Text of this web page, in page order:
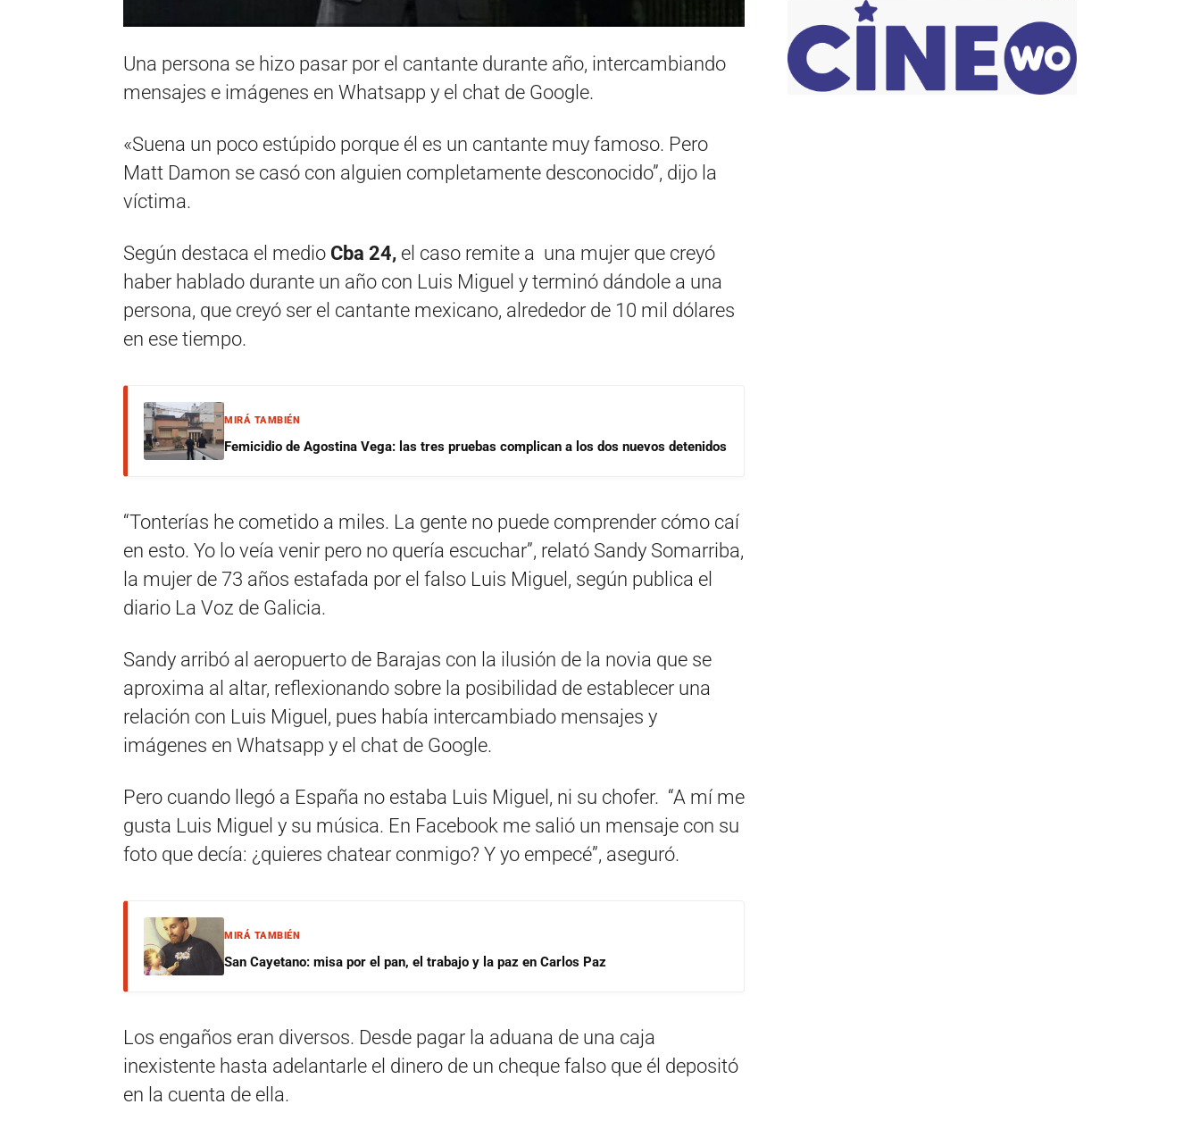
Una persona se hizo pasar por el cantante durante año, intercambiando
mensajes e imágenes en Whatsapp y el chat de Google.
«Suena un poco estúpido porque él es un cantante muy famoso. Pero
Matt Damon se casó con alguien completamente desconocido”, dijo la
víctima.
Según destaca el medio Cba 24, el caso remite a una mujer que creyó
haber hablado durante un año con Luis Miguel y terminó dándole a una
persona, que creyó ser el cantante mexicano, alrededor de 10 mil dólares
en ese tiempo.
MIRÁ TAMBIÉN
Femicidio de Agostina Vega: las tres pruebas complican a los dos nuevos detenidos
“Tonterías he cometido a miles. La gente no puede comprender cómo caí
en esto. Yo lo veía venir pero no quería escuchar”, relató Sandy Somarriba,
la mujer de 73 años estafada por el falso Luis Miguel, según publica el
diario La Voz de Galicia.
Sandy arribó al aeropuerto de Barajas con la ilusión de la novia que se
aproxima al altar, reflexionando sobre la posibilidad de establecer una
relación con Luis Miguel, pues había intercambiado mensajes y
imágenes en Whatsapp y el chat de Google.
Pero cuando llegó a España no estaba Luis Miguel, ni su chofer. “A mí me
gusta Luis Miguel y su música. En Facebook me salió un mensaje con su
foto que decía: ¿quieres chatear conmigo? Y yo empecé”, aseguró.
MIRÁ TAMBIÉN
San Cayetano: misa por el pan, el trabajo y la paz en Carlos Paz
Los engaños eran diversos. Desde pagar la aduana de una caja
inexistente hasta adelantarle el dinero de un cheque falso que él depositó
en la cuenta de ella.